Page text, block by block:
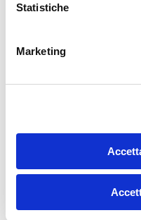
Statistiche
Marketing
15WORKOUT
addominali scolpiti(39)
Allenamento aerobico
Allenamento con il
Allenamento Donne